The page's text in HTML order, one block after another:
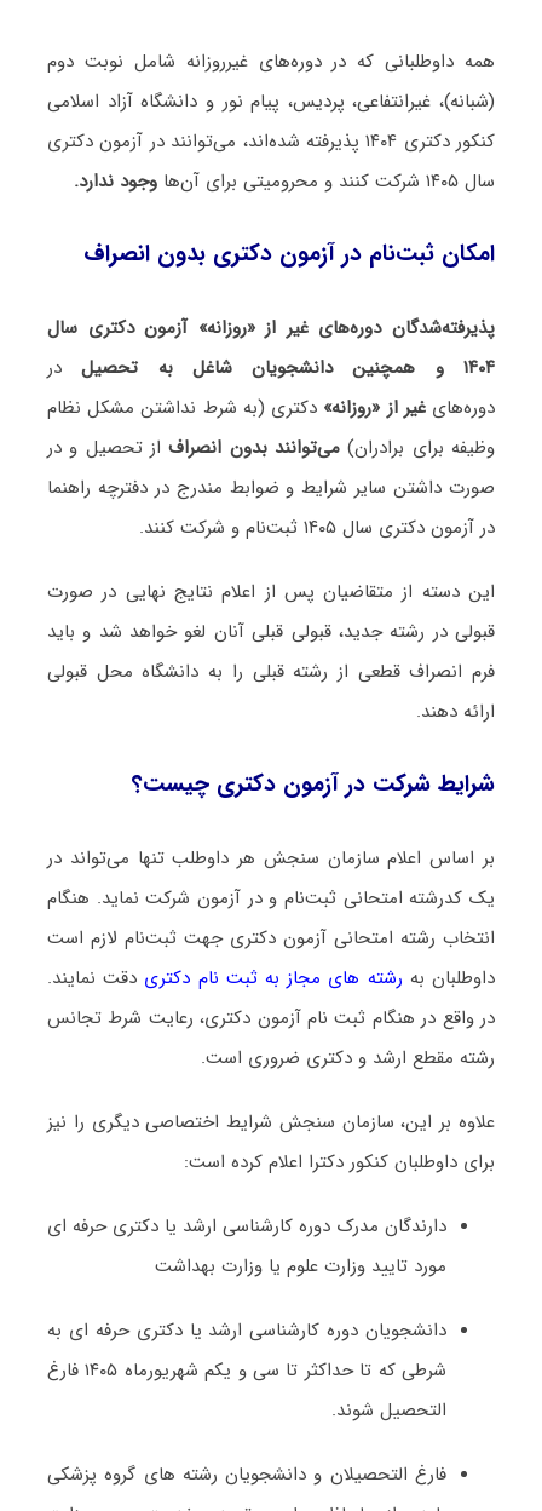
همه داوطلبانی که در دوره‌های غیرروزانه شامل نوبت دوم
(شبانه)، غیرانتفاعی، پردیس، پیام نور و دانشگاه آزاد اسلامی
کنکور دکتری ۱۴۰۴ پذیرفته شده‌اند، می‌توانند در آزمون دکتری
سال ۱۴۰۵ شرکت کنند و محرومیتی برای آن‌ها
وجود ندارد.
امکان ثبت‌نام در آزمون دکتری بدون انصراف
پذیرفته‌شدگان دوره‌های غیر از «روزانه» آزمون دکتری سال
۱۴۰۴ و همچنین دانشجویان شاغل به تحصیل
در
دوره‌هایغیر از «روزانه» دکتری (به شرط نداشتن مشکل نظام
وظیفه برای برادران) می‌توانند بدون انصرافاز تحصیل و در
صورت داشتن سایر شرایط و ضوابط مندرج در دفترچه راهنما
در آزمون دکتری سال ۱۴۰۵ ثبت‌نام و شرکت کنند.
این دسته از متقاضیان پس از اعلام نتایج نهایی در صورت
قبولی در رشته جدید، قبولی قبلی آنان لغو خواهد شد و باید
فرم انصراف قطعی از رشته قبلی را به دانشگاه محل قبولی
ارائه دهند.
شرایط شرکت در آزمون دکتری چیست؟
بر اساس اعلام سازمان سنجش هر داوطلب ‌تنها می‌تواند در
یک کدرشته‌ امتحانی ثبت‌نام‌ و در آزمون شرکت‌ نماید. هنگام
انتخاب رشته امتحانی آزمون دکتری جهت ثبت‌نام‌ لازم است
داوطلبان به رشته های مجاز به ثبت نام دکتری دقت نمایند.
در واقع در هنگام ثبت نام آزمون دکتری، رعایت شرط تجانس
رشته مقطع ارشد و دکتری ضروری است.
علاوه بر این، سازمان سنجش شرایط اختصاصی دیگری را نیز
برای داوطلبان کنکور دکترا اعلام کرده است:
دارندگان مدرک دوره کارشناسی ارشد یا دکتری حرفه ای
مورد تایید وزارت علوم یا وزارت بهداشت
دانشجویان دوره کارشناسی ارشد یا دکتری حرفه ای به
شرطی که تا حداکثر تا سی و یکم شهریورماه ۱۴۰۵ فارغ
التحصیل شوند.
فارغ التحصیلان و دانشجویان رشته های گروه پزشکی